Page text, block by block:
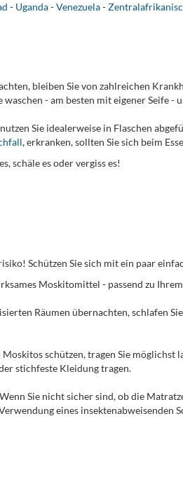
- Uganda-Venezuela-
bleiben Sie von zahlreichen
- am besten mit eigener Seife -
Sie idealerweise in Flaschen
, erkranken, sollten Sie sich beim
schäle es oder vergiss es!
Schützen Sie sich mit ein paar
Moskitomittel - passend zu Ihrem
Räumen übernachten, schlafen
schützen, tragen Sie möglichst
stichfeste Kleidung tragen.
Sie nicht sicher sind, ob die
eines insektenabweisenden